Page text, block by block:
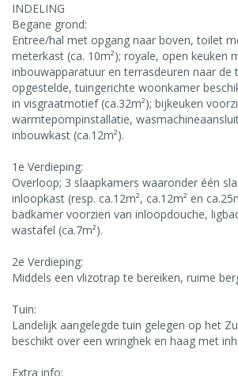
INDELING
Begane grond:
Entree/hal met opgang naar boven, toilet
meterkast (ca. 10m²); royale, open keuken
inbouwapparatuur en terrasdeuren naar de
opgestelde, tuingerichte woonkamer
in visgraatmotief (ca.32m²); bijkeuken
warmtepompinstallatie,
inbouwkast (ca.12m²).
1e Verdieping:
Overloop; 3 slaapkamers waaronder één
inloopkast (resp. ca.12m², ca.12m² en
badkamer voorzien van inloopdouche,
wastafel (ca.7m²).
2e Verdieping:
Middels een vlizotrap te bereiken, ruime
Tuin:
Landelijk aangelegde tuin gelegen op het
beschikt over een wringhek en haag met
Extra info: